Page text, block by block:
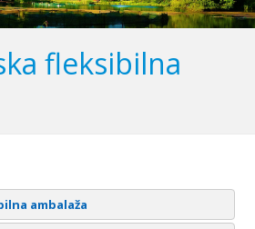
fleksibilna
ambalaža